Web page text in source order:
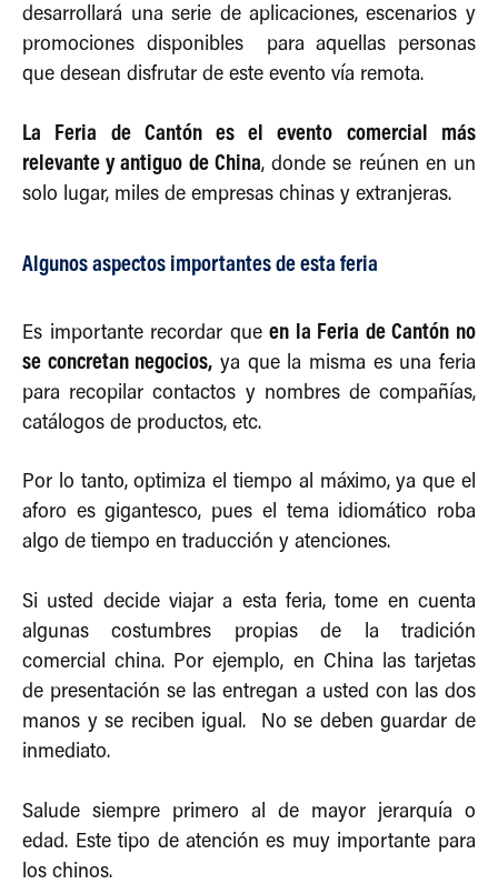
desarrollará una serie de aplicaciones, escenarios y
promociones disponibles para aquellas personas
que desean disfrutar de este evento vía remota.
La Feria de Cantón es el evento comercial más
relevante y antiguo de China, donde se reúnen en un
solo lugar, miles de empresas chinas y extranjeras.
Algunos aspectos importantes de esta feria
Es importante recordar queen la Feria de Cantón no
se concretan negocios, ya que la misma es una feria
para recopilar contactos y nombres de compañías,
catálogos de productos, etc.
Por lo tanto, optimiza el tiempo al máximo, ya que el
aforo es gigantesco, pues el tema idiomático roba
algo de tiempo en traducción y atenciones.
Si usted decide viajar a esta feria, tome en cuenta
algunas costumbres propias de la tradición
comercial china. Por ejemplo, en China las tarjetas
de presentación se las entregan a usted con las dos
manos y se reciben igual. No se deben guardar de
inmediato.
Salude siempre primero al de mayor jerarquía o
edad. Este tipo de atención es muy importante para
los chinos.